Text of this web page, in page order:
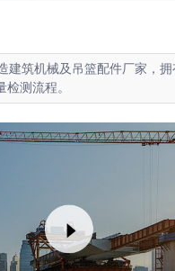
建筑机械及吊篮配件厂家，
测流程。